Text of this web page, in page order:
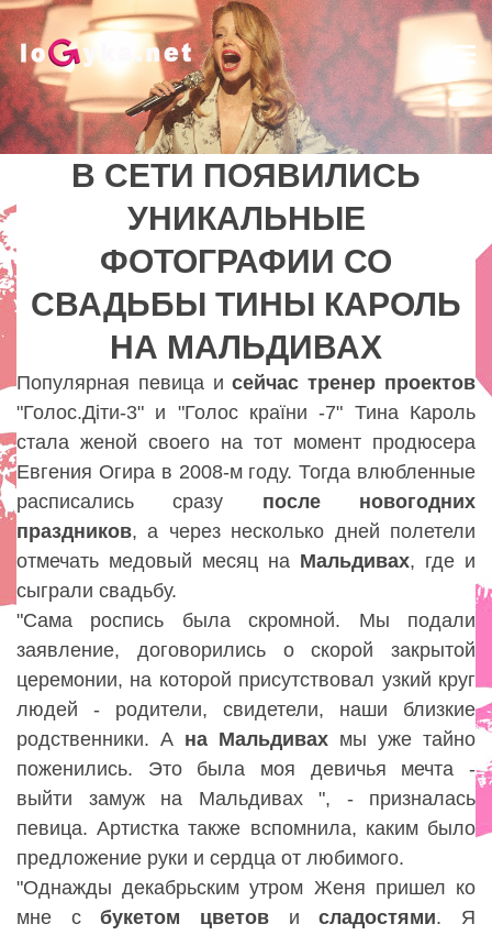
В СЕТИ ПОЯВИЛИСЬ
УНИКАЛЬНЫЕ
ФОТОГРАФИИ СО
СВАДЬБЫ ТИНЫ КАРОЛЬ
НА МАЛЬДИВАХ
Lady
В СЕТИ ПОЯВИЛИСЬ
УНИКАЛЬНЫЕ
ФОТОГРАФИИ СО
СВАДЬБЫ ТИНЫ КАРОЛЬ
НА МАЛЬДИВАХ
Популярная певица исейчас тренер проектов
"Голос.Діти-3" и "Голос країни -7" Тина Кароль
стала женой своего на тот момент продюсера
Евгения Огира в 2008-м году. Тогда влюбленные
расписались сразу после новогодних
праздников, а через несколько дней полетели
отмечать медовый месяц на Мальдивах, где и
сыграли свадьбу.
"Сама роспись была скромной. Мы подали
заявление, договорились о скорой закрытой
церемонии, на которой присутствовал узкий круг
людей - родители, свидетели, наши близкие
родственники. А на Мальдивах мы уже тайно
поженились. Это была моя девичья мечта -
выйти замуж на Мальдивах ", - призналась
певица. Артистка также вспомнила, каким было
предложение руки и сердца от любимого.
"Однажды декабрьским утром Женя пришел ко
мне сбукетом цветов исладостями. Я